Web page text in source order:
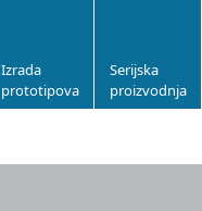
Izrada
prototipova
Serijska
proizvodnja